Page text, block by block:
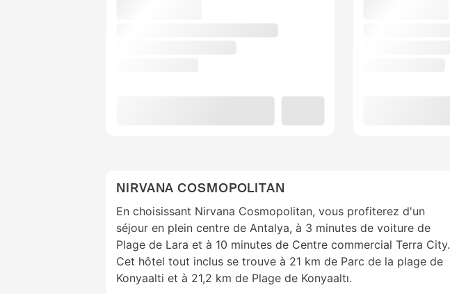
NIRVANA COSMOPOLITAN
En choisissant Nirvana Cosmopolitan, vous profiterez d'un
séjour en plein centre de Antalya, à 3 minutes de voiture de
Plage de Lara et à 10 minutes de Centre commercial Terra City.
Cet hôtel tout inclus se trouve à 21 km de Parc de la plage de
Konyaalti et à 21,2 km de Plage de Konyaaltı.